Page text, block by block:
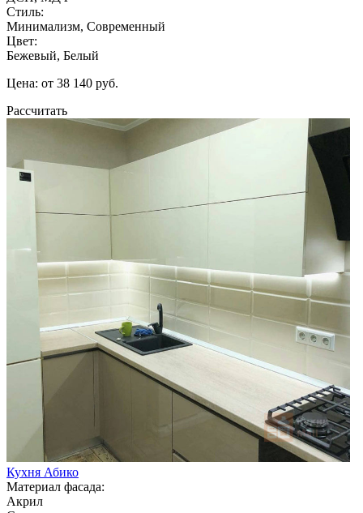
Стиль:
Минимализм, Современный
Цвет:
Бежевый, Белый
Цена: от 38 140 руб.
Рассчитать
Кухня Абико
Материал фасада:
Акрил